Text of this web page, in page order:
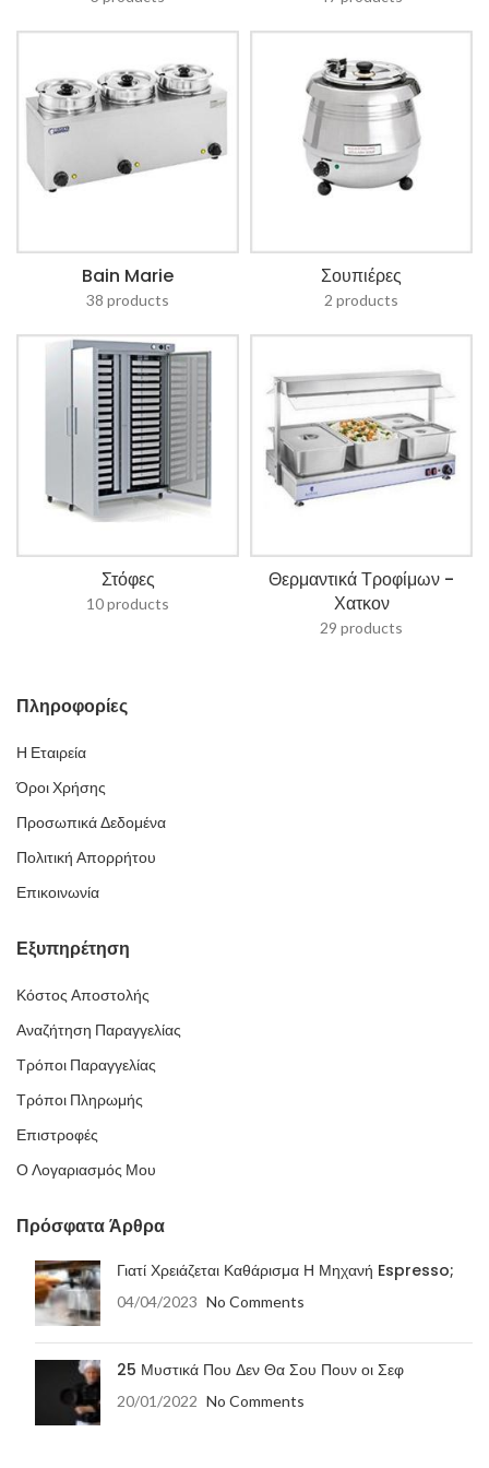
Bain Marie
38 products
Σουπιέρες
2 products
Στόφες
10 products
Θερμαντικά Τροφίμων -
Χατκον
29 products
Πληροφορίες
Η Εταιρεία
Όροι Χρήσης
Προσωπικά Δεδομένα
Πολιτική Απορρήτου
Επικοινωνία
Εξυπηρέτηση
Κόστος Αποστολής
Αναζήτηση Παραγγελίας
Τρόποι Παραγγελίας
Τρόποι Πληρωμής
Επιστροφές
Ο Λογαριασμός Μου
Πρόσφατα Άρθρα
Γιατί Χρειάζεται Καθάρισμα Η Μηχανή Espresso;
04/04/2023 No Comments
25 Μυστικά Που Δεν Θα Σου Πουν οι Σεφ
20/01/2022 No Comments